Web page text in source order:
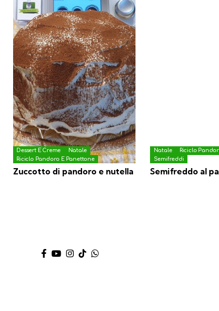
Dessert E Creme
Natale
Riciclo Pandoro E Panettone
Zuccotto di pandoro e nutella
Natale
Riciclo
Semifreddi
Semifreddo al